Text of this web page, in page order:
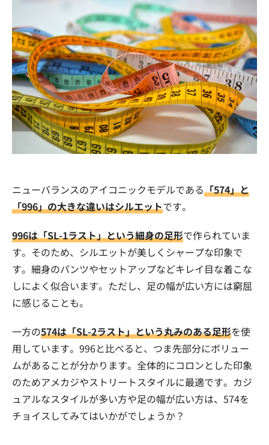
ニューバランスのアイコニックモデルである「574」と
「996」の大きな違いはシルエットです。
996は「SL-1ラスト」という細身の足形で作られていま
す。そのため、シルエットが美しくシャープな印象で
す。細身のパンツやセットアップなどキレイ目な着こな
しによく似合います。ただし、足の幅が広い方には窮屈
に感じることも。
一方の574は「SL-2ラスト」という丸みのある足形を使
用しています。996と比べると、つま先部分にボリュー
ムがあることが分かります。全体的にコロンとした印象
のためアメカジやストリートスタイルに最適です。カジ
ュアルなスタイルが多い方や足の幅が広い方は、574を
チョイスしてみてはいかがでしょうか？